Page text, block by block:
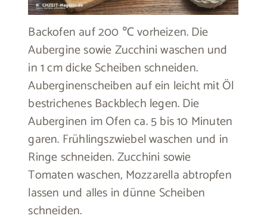
Backofen auf 200 ℃ vorheizen. Die
Aubergine sowie Zucchini waschen und
in 1 cm dicke Scheiben schneiden.
Auberginenscheiben auf ein leicht mit Öl
bestrichenes Backblech legen. Die
Auberginen im Ofen ca. 5 bis 10 Minuten
garen. Frühlingszwiebel waschen und in
Ringe schneiden. Zucchini sowie
Tomaten waschen, Mozzarella abtropfen
lassen und alles in dünne Scheiben
schneiden.